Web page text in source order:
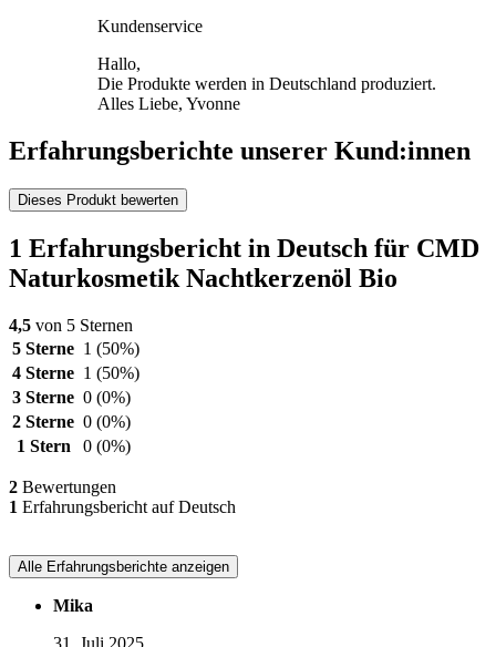
Kundenservice
Hallo,
Die Produkte werden in Deutschland produziert.
Alles Liebe, Yvonne
Erfahrungsberichte unserer Kund:innen
Dieses Produkt bewerten
1 Erfahrungsbericht in Deutsch für CMD
Naturkosmetik Nachtkerzenöl Bio
4,5 von 5 Sternen
5 Sterne 1 (50%)
4 Sterne 1 (50%)
3 Sterne 0 (0%)
2 Sterne 0 (0%)
1 Stern
0 (0%)
2 Bewertungen
1 Erfahrungsbericht auf Deutsch
Alle Erfahrungsberichte anzeigen
Mika
31. Juli 2025